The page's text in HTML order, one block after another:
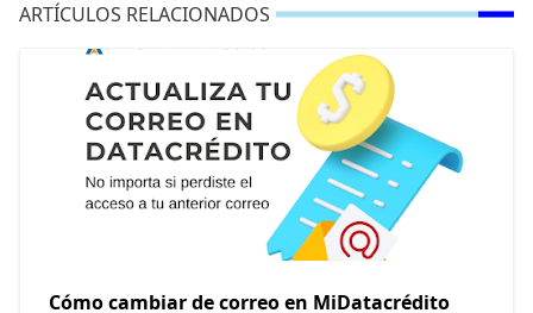
ARTÍCULOS RELACIONADOS
Cómo cambiar de correo en MiDatacrédito